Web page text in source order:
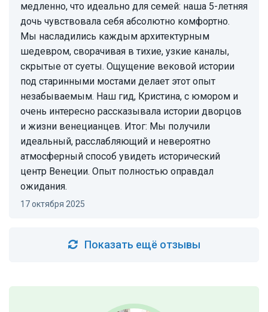
медленно, что идеально для семей: наша 5-летняя
дочь чувствовала себя абсолютно комфортно.
Мы насладились каждым архитектурным
шедевром, сворачивая в тихие, узкие каналы,
скрытые от суеты. Ощущение вековой истории
под старинными мостами делает этот опыт
незабываемым. Наш гид, Кристина, с юмором и
очень интересно рассказывала истории дворцов
и жизни венецианцев. Итог: Мы получили
идеальный, расслабляющий и невероятно
атмосферный способ увидеть исторический
центр Венеции. Опыт полностью оправдал
ожидания.
17 октября 2025
Показать ещё отзывы